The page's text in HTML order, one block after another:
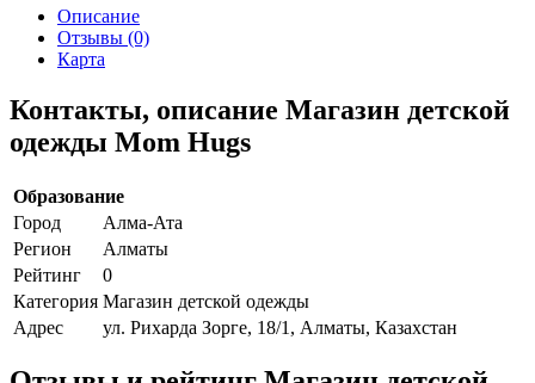
Описание
Отзывы (0)
Карта
Контакты, описание Магазин детской
одежды Mom Hugs
Образование
Город
Алма-Ата
Регион
Алматы
Рейтинг
0
Категория Магазин детской одежды
Адрес
ул. Рихарда Зорге, 18/1, Алматы, Казахстан